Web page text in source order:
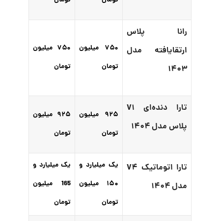
رانا پلاس
ارتقایافته مدل
۱۴۰۳
۷۵۰ میلیون
تومان
۷۵۰ میلیون
تومان
تارا دنده‌ای V۱
پلاس مدل ۱۴۰۴
۹۲۵ میلیون
تومان
۹۲۵ میلیون
تومان
تارا اتوماتیک V۴
مدل ۱۴۰۴
یک میلیارد و
۱۵۰ میلیون
تومان
یک میلیارد و
165 میلیون
تومان